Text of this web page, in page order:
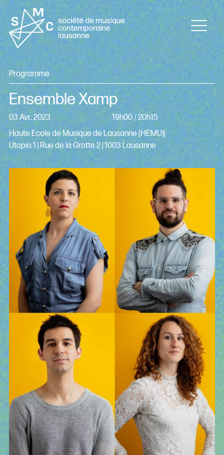
Programme
Ensemble Xamp
03 Avr. 2023
19h00 / 20h15
Haute Ecole de Musique de Lausanne (HEMU)|
Utopia 1 | Rue de la Grotte 2 | 1003 Lausanne